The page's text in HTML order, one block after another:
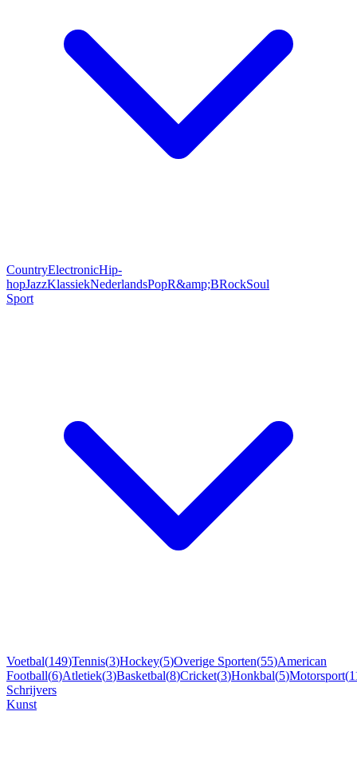
CountryElectronicHip-
hopJazzKlassiekNederlandsPopR&amp;BRockSoul
Sport
Voetbal(149)Tennis(3)Hockey(5)Overige Sporten(55)American
Football(6)Atletiek(3)Basketbal(8)Cricket(3)Honkbal(5)Motorsport(
Schrijvers
Kunst